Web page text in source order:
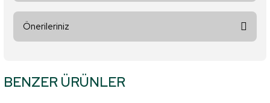
Önerileriniz
tarafımıza iletebilirsiniz.
BENZER ÜRÜNLER